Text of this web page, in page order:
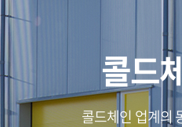
콜드
콜드체인 업계의